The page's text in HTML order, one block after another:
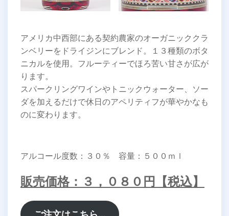
アメリカ中西部にある契約農家のオーガニッククラ
ンベリーをドライジンにブレンド。１３種類のボタ
ニカルを使用。フルーティーでほろ苦い甘さが広が
ります。
スパークリングワインやトニックウォーター、ソー
ダを加えるだけで休日のアペリティフが華やかなも
のに変わります。
アルコール度数：３０％ 容量：５００ｍｌ
販売価格：３，０８０円【税込】